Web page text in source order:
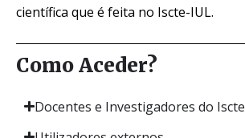
científica que é feita no Iscte-IUL.
Como Aceder?
Docentes e Investigadores do Iscte